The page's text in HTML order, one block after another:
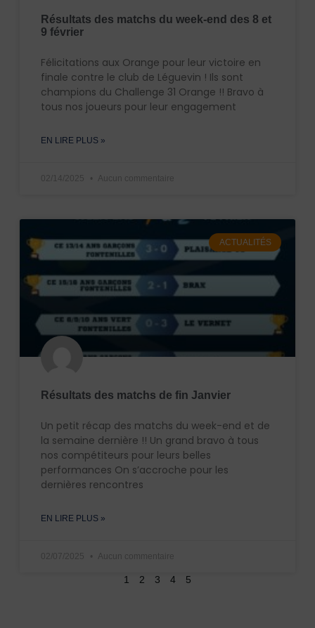
Résultats des matchs du week-end des 8 et
9 février
Félicitations aux Orange pour leur victoire en
finale contre le club de Léguevin ! Ils sont
champions du Challenge 31 Orange !! Bravo à
tous nos joueurs pour leur engagement
EN LIRE PLUS »
02/14/2025 Aucun commentaire
ACTUALITÉS
Résultats des matchs de fin Janvier
Un petit récap des matchs du week-end et de
la semaine dernière !! Un grand bravo à tous
nos compétiteurs pour leurs belles
performances On s’accroche pour les
dernières rencontres
EN LIRE PLUS »
02/07/2025 Aucun commentaire
1 2 3 4 5